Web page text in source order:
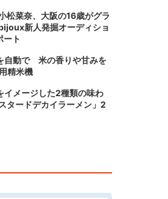
松菜奈、大阪の16歳がグラ
新人発掘オーディショ
ート
自動で 米の香りや甘みを
精米機
イメージした2種類の味わ
タードデカイラーメン」2